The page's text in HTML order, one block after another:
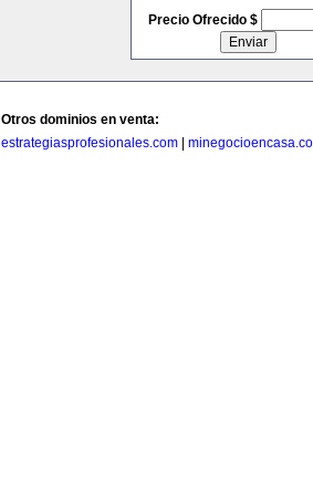
Precio Ofrecido $
Otros dominios en venta:
estrategiasprofesionales.com